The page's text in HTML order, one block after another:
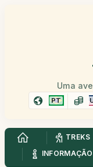
Uma
PT
TREKS
INFORMAÇÃO